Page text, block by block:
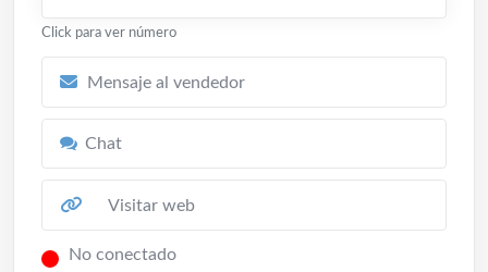
Click para ver número
Mensaje al vendedor
Chat
Visitar web
No conectado